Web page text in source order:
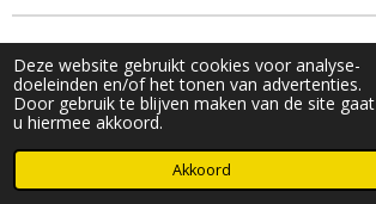
Deze website gebruikt cookies voor analyse-
doeleinden en/of het tonen van advertenties.
Door gebruik te blijven maken van de site gaat
u hiermee akkoord.
Akkoord
© 2023 - 2026 Live & Shine
Powered by JouwWeb
Telefoonnummer